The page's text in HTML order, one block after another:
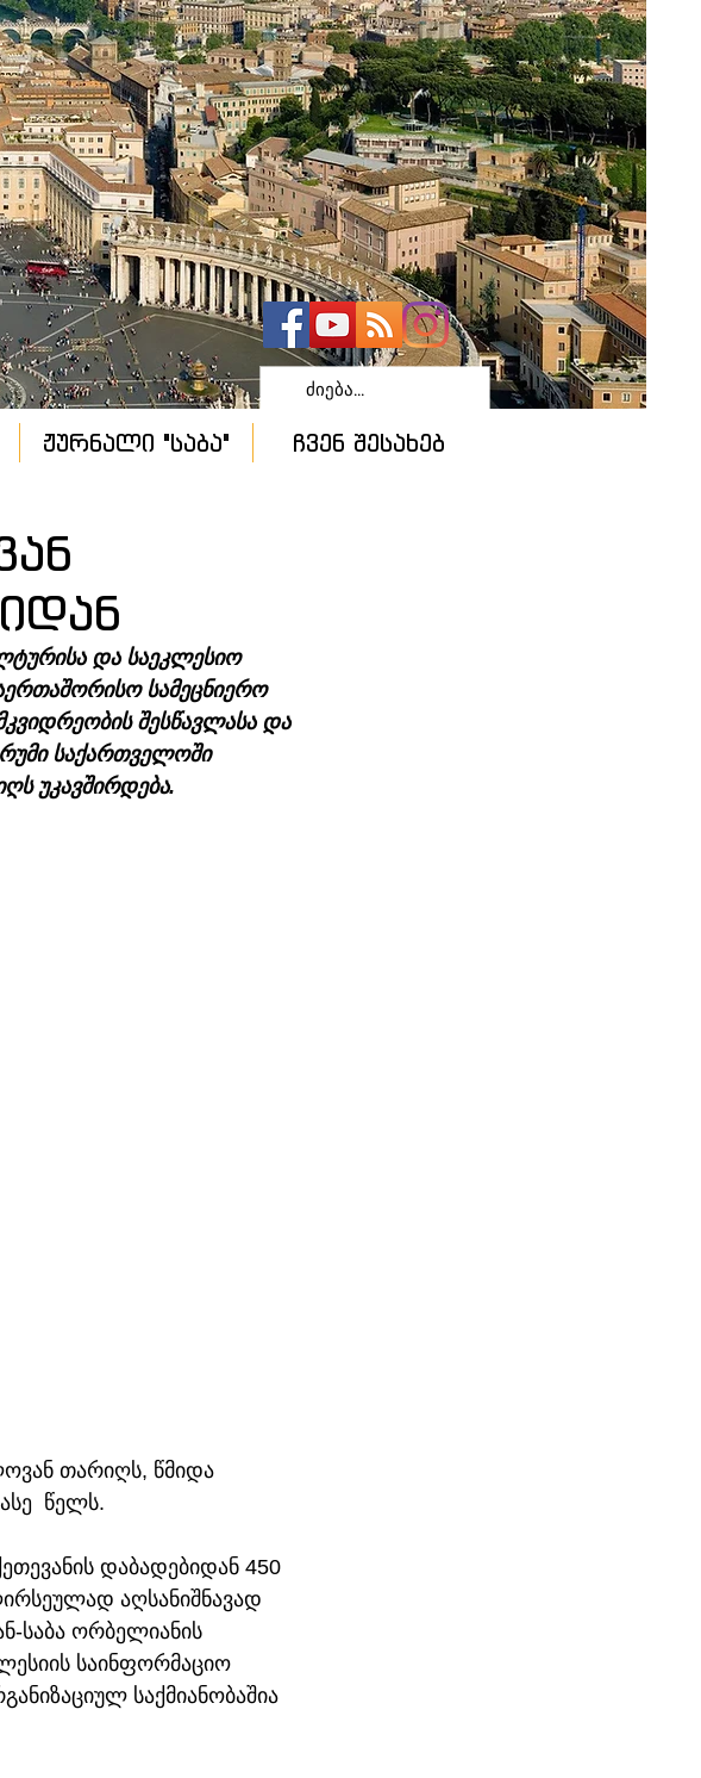
ჟურნალი "საბა" ჩვენ შესახებ
და საეკლესიო
სამეცნიერო
შესწავლასა და
საქართველოში
უკავშირდება.
თარიღს, წმიდა
წელს.
დაბადებიდან 450
აღსანიშნავად
საბა ორბელიანის
საინფორმაციო
საქმიანობაშია